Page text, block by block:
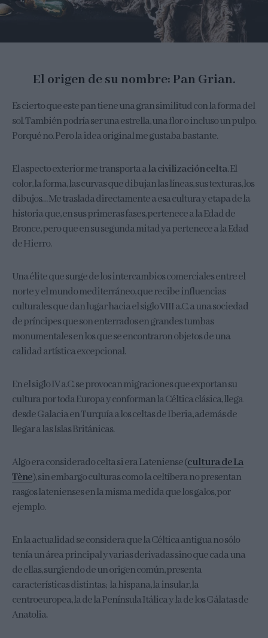
El origen de su nombre: Pan Grian.
Es cierto que este pan tiene una gran similitud con la forma del
sol. También podría ser una estrella, una flor o incluso un pulpo.
Porqué no. Pero la idea original me gustaba bastante.
El aspecto exterior me transporta ala civilización celta. El
color, la forma, las curvas que dibujan las líneas, sus texturas, los
dibujos… Me traslada directamente a esa cultura y etapa de la
historia que, en sus primeras fases, pertenece a la Edad de
Bronce, pero que en su segunda mitad ya pertenece a la Edad
de Hierro.
Una élite que surge de los intercambios comerciales entre el
norte y el mundo mediterráneo, que recibe influencias
culturales que dan lugar hacia el siglo VIII a.C. a una sociedad
de príncipes que son enterrados en grandes tumbas
monumentales en los que se encontraron objetos de una
calidad artística excepcional.
En el siglo IV a.C. se provocan migraciones que exportan su
cultura por toda Europa y conforman la Céltica clásica, llega
desde Galacia en Turquía a los celtas de Iberia, además de
llegar a las Islas Británicas.
Algo era considerado celta si era Lateniense (cultura de La
Tène), sin embargo culturas como la celtíbera no presentan
rasgos latenienses en la misma medida que los galos, por
ejemplo.
En la actualidad se considera que la Céltica antigua no sólo
tenía un área principal y varias derivadas sino que cada una
de ellas, surgiendo de un origen común, presenta
características distintas; la hispana, la insular, la
centroeuropea, la de la Península Itálica y la de los Gálatas de
Anatolia.